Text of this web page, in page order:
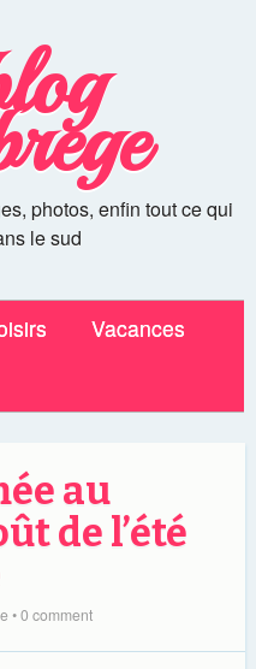
photos, enfin tout ce qui
le sud
Vacances
au
de l’été
•0 comment